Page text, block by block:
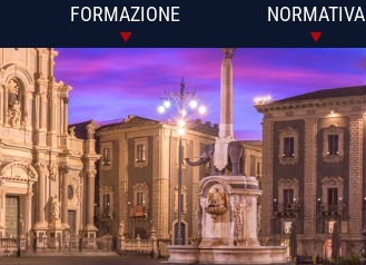
FORMAZIONE NORMATIVA